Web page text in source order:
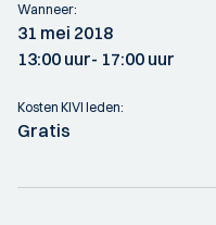
Wanneer:
31 mei 2018
13:00 uur- 17:00 uur
Kosten KIVI leden:
Gratis